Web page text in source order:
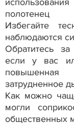
полотенец
Избегайте
наблюдаются
Обратитесь
если у вас
затрудненное
Как можно
могли
общественных